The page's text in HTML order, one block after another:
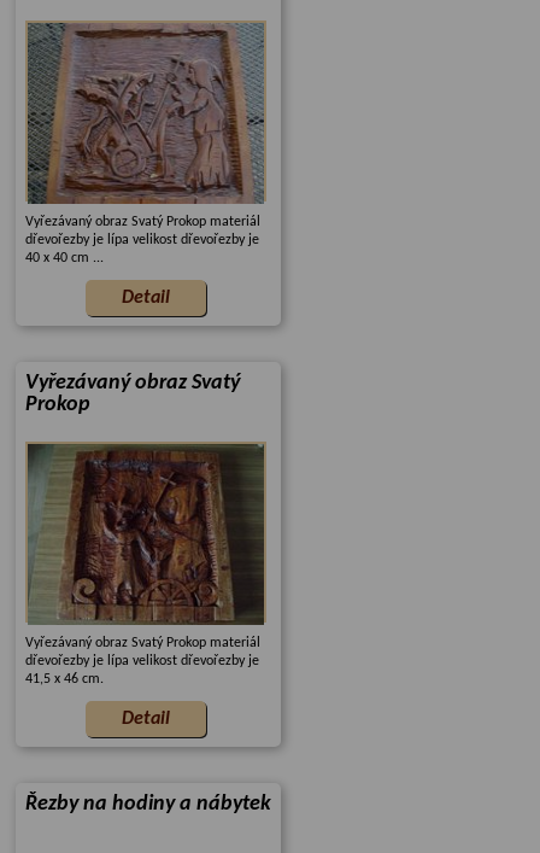
Vyřezávaný obraz Svatý Prokop materiál
dřevořezby je lípa velikost dřevořezby je
40 x 40 cm ...
Vyřezávaný obraz Svatý
Prokop
Vyřezávaný obraz Svatý Prokop materiál
dřevořezby je lípa velikost dřevořezby je
41,5 x 46 cm.
Řezby na hodiny a nábytek